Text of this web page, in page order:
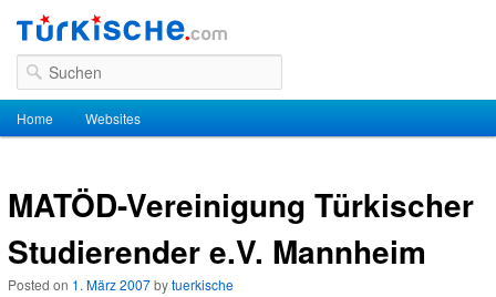
Suchen
Hauptmenü
Zum Inhalt wechseln
Zum sekundären Inhalt wechseln
Home Websites
MATÖD-Vereinigung Türkischer
Studierender e.V. Mannheim
Posted on 1. März 2007 bytuerkische